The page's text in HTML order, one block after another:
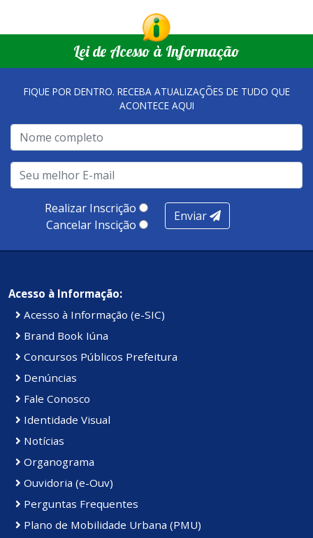
comunicacao@iuna.es.gov.br
Lei de Acesso à Informação
FIQUE POR DENTRO. RECEBA ATUALIZAÇÕES DE TUDO QUE
ACONTECE AQUI
Realizar Inscrição
Cancelar Inscição
Enviar
Acesso à Informação:
Acesso à Informação (e-SIC)
Brand Book Iúna
Concursos Públicos Prefeitura
Denúncias
Fale Conosco
Identidade Visual
Notícias
Organograma
Ouvidoria (e-Ouv)
Perguntas Frequentes
Plano de Mobilidade Urbana (PMU)